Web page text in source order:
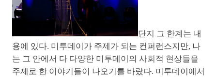
단지 그 한계는 내
용에 있다. 미투데이가 주제가 되는 컨퍼런스지만, 나
는 그 안에서 다 다양한 미투데이의 사회적 현상들을
주제로 한 이야기들이 나오기를 바랐다. 미투데이에서